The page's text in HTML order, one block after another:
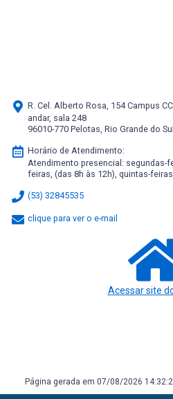
R. Cel. Alberto Rosa, 154 Campus
andar, sala 248
96010-770 Pelotas, Rio Grande do Sul
Horário de Atendimento:
Atendimento presencial: segundas-
feiras, (das 8h às 12h), quintas-feiras
(53) 32845535
clique para ver o e-mail
Acessar site
Página gerada em 07/08/2026